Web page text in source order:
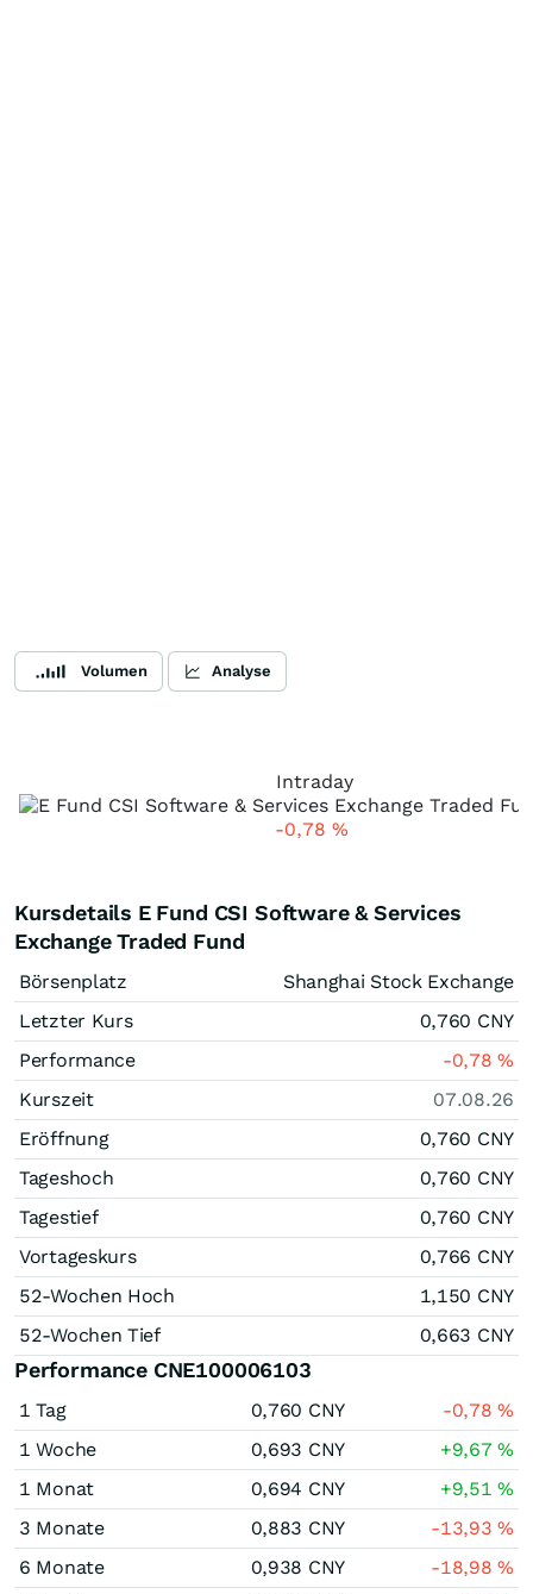
Volumen Analyse
Intraday
-0,78 %
Kursdetails E Fund CSI Software & Services
Exchange Traded Fund
Börsenplatz
Shanghai Stock Exchange
Letzter Kurs
0,760 CNY
Performance
-0,78%
Kurszeit
07.08.26
Eröffnung
0,760 CNY
Tageshoch
0,760 CNY
Tagestief
0,760 CNY
Vortageskurs
0,766 CNY
52-Wochen Hoch
1,150 CNY
52-Wochen Tief
0,663 CNY
Performance CNE100006103
1 Tag 0,760 CNY -0,78%
1 Woche
0,693 CNY +9,67%
1 Monat
0,694 CNY +9,51%
3 Monate
0,883 CNY -13,93%
6 Monate
0,938 CNY -18,98%